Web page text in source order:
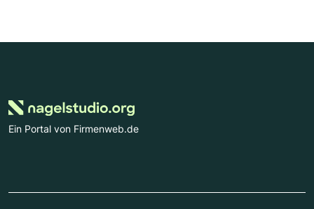
Ein Portal von Firmenweb.de